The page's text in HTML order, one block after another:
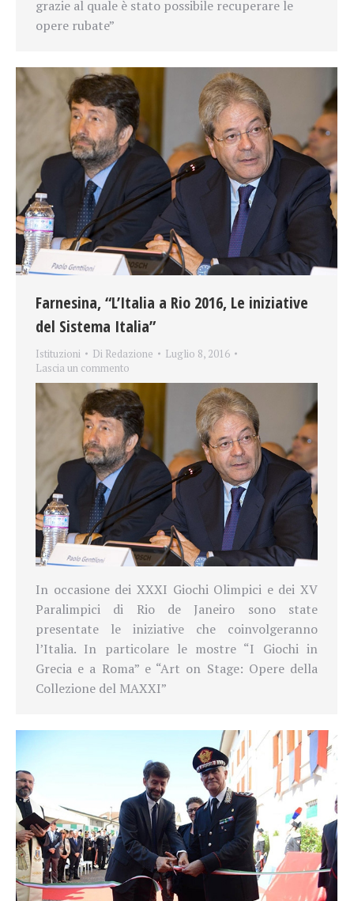
grazie al quale è stato possibile recuperare le
opere rubate”
Farnesina, “L’Italia a Rio 2016, Le iniziative
del Sistema Italia”
Istituzioni Di Redazione
Luglio 8, 2016
Lascia un commento
In occasione dei XXXI Giochi Olimpici e dei XV
Paralimpici di Rio de Janeiro
sono state
presentate le iniziative che coinvolgeranno
l’Italia. In particolare le mostre “I Giochi in
Grecia e a Roma” e “Art on Stage: Opere della
Collezione del MAXXI”